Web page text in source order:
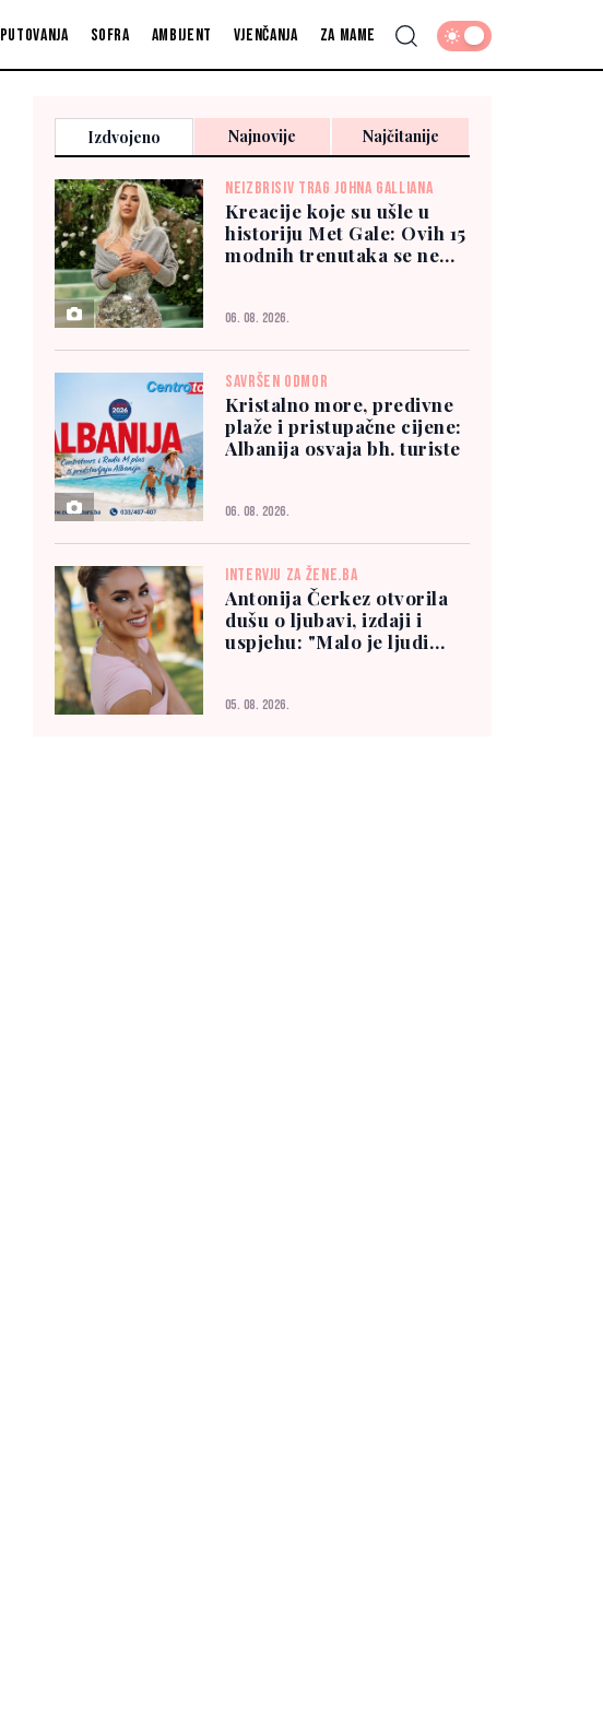
Putovanja Sofra Ambijent Vjenčanja Za mame
Izdvojeno Najnovije Najčitanije
NEIZBRISIV TRAG JOHNA GALLIANA
Kreacije koje su ušle u
historiju Met Gale: Ovih 15
modnih trenutaka se ne
06. 08. 2026.
SAVRŠEN ODMOR
Kristalno more, predivne
plaže i pristupačne cijene:
Albanija osvaja bh. turiste
06. 08. 2026.
INTERVJU ZA ŽENE.BA
Antonija Čerkez otvorila
dušu o ljubavi, izdaji i
uspjehu: "Malo je ljudi
05. 08. 2026.